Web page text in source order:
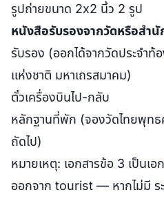
รูปถ่ายขนาด 2x2 นิ้ว 2 รูป
หนังสือรับรองจากวัดหรือสำ
รับรอง (ออกได้จากวัดประจำ
แห่งชาติ มหาเถรสมาคม)
ตั๋วเครื่องบินไป-กลับ
หลักฐานที่พัก (จองวัดไทยพุท
ถัดไป)
หมายเหตุ: เอกสารข้อ 3 เป็นเ
ออกจาก tourist — หากไม่มี ร